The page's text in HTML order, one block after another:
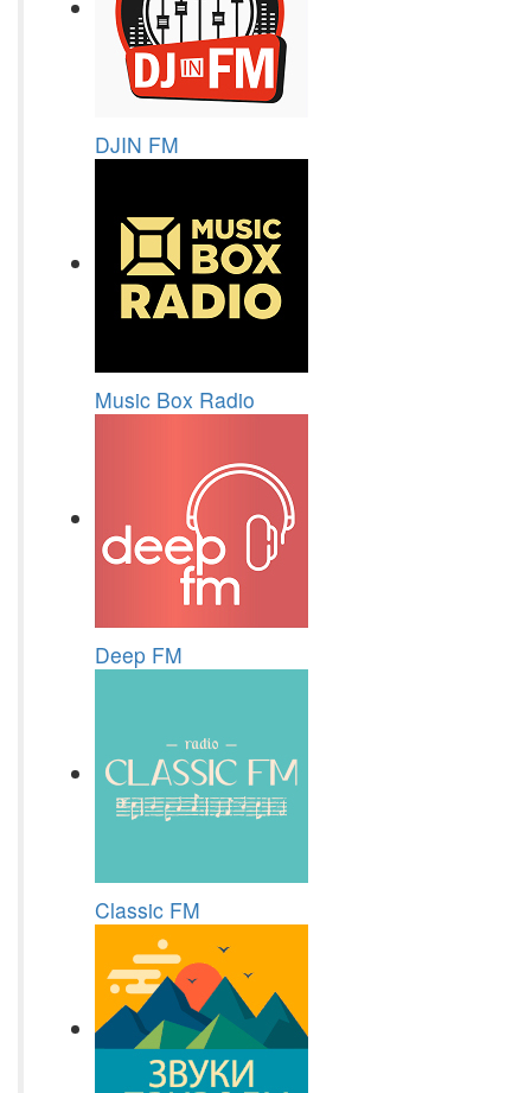
DJIN FM
Music Box Radio
Deep FM
Classic FM